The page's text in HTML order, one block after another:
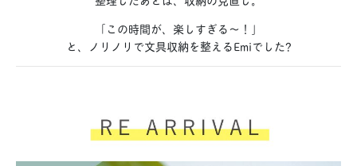
「この時間が、楽しすぎる〜！」
と、ノリノリで文具収納を整えるEmiでした?